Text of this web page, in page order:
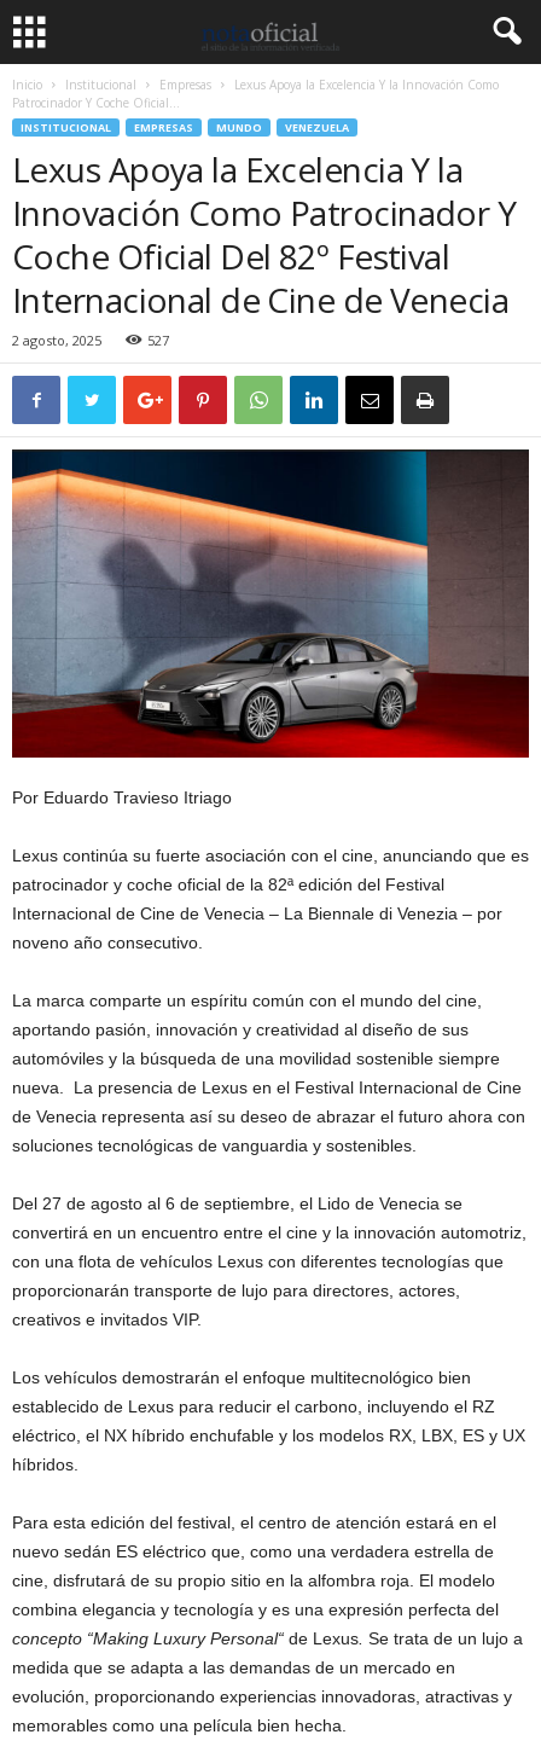
Inicio Institucional Empresas
Lexus Apoya la Excelencia Y la Innovación Como
Patrocinador Y Coche Oficial...
INSTITUCIONAL EMPRESAS MUNDO VENEZUELA
Lexus Apoya la Excelencia Y la
Innovación Como Patrocinador Y
Coche Oficial Del 82º Festival
Internacional de Cine de Venecia
2 agosto, 2025 527
Por Eduardo Travieso Itriago
Lexus continúa su fuerte asociación con el cine, anunciando que es
patrocinador y coche oficial de la 82ª edición del Festival
Internacional de Cine de Venecia – La Biennale di Venezia – por
noveno año consecutivo.
La marca comparte un espíritu común con el mundo del cine,
aportando pasión, innovación y creatividad al diseño de sus
automóviles y la búsqueda de una movilidad sostenible siempre
nueva. La presencia de Lexus en el Festival Internacional de Cine
de Venecia representa así su deseo de abrazar el futuro ahora con
soluciones tecnológicas de vanguardia y sostenibles.
Del 27 de agosto al 6 de septiembre, el Lido de Venecia se
convertirá en un encuentro entre el cine y la innovación automotriz,
con una flota de vehículos Lexus con diferentes tecnologías que
proporcionarán transporte de lujo para directores, actores,
creativos e invitados VIP.
Los vehículos demostrarán el enfoque multitecnológico bien
establecido de Lexus para reducir el carbono, incluyendo el RZ
eléctrico, el NX híbrido enchufable y los modelos RX, LBX, ES y UX
híbridos.
Para esta edición del festival, el centro de atención estará en el
nuevo sedán ES eléctrico que, como una verdadera estrella de
cine, disfrutará de su propio sitio en la alfombra roja. El modelo
combina elegancia y tecnología y es una expresión perfecta del
concepto “Making Luxury Personal“ de Lexus. Se trata de un lujo a
medida que se adapta a las demandas de un mercado en
evolución, proporcionando experiencias innovadoras, atractivas y
memorables como una película bien hecha.